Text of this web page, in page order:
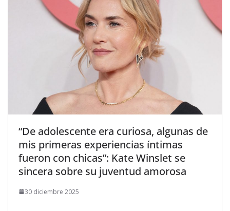
​“De adolescente era curiosa, algunas de
mis primeras experiencias íntimas
fueron con chicas”: Kate Winslet se
sincera sobre su juventud amorosa
30 diciembre 2025